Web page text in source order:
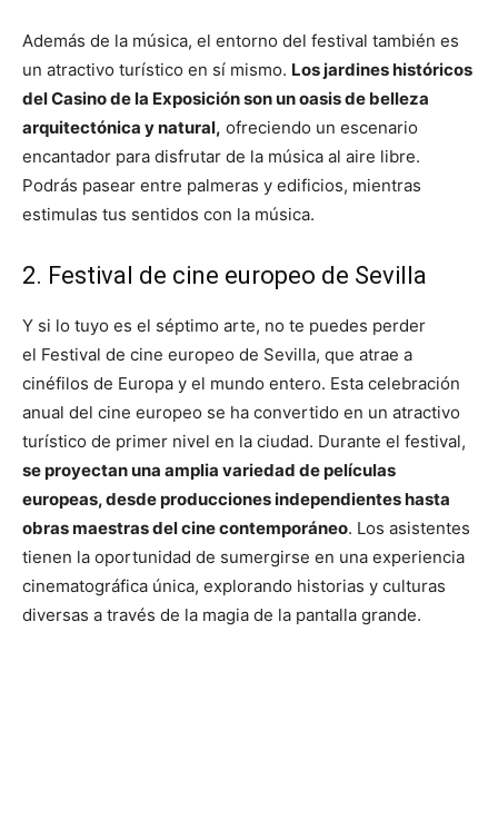
Además de la música, el entorno del festival también es
un atractivo turístico en sí mismo. Los jardines históricos
del Casino de la Exposición son un oasis de belleza
arquitectónica y natural, ofreciendo un escenario
encantador para disfrutar de la música al aire libre.
Podrás pasear entre palmeras y edificios, mientras
estimulas tus sentidos con la música.
2. Festival de cine europeo de Sevilla
Y si lo tuyo es el séptimo arte, no te puedes perder
el Festival de cine europeo de Sevilla, que atrae a
cinéfilos de Europa y el mundo entero. Esta celebración
anual del cine europeo se ha convertido en un atractivo
turístico de primer nivel en la ciudad. Durante el festival,
se proyectan una amplia variedad de películas
europeas, desde producciones independientes hasta
obras maestras del cine contemporáneo. Los asistentes
tienen la oportunidad de sumergirse en una experiencia
cinematográfica única, explorando historias y culturas
diversas a través de la magia de la pantalla grande.